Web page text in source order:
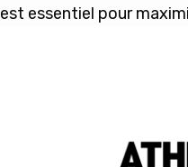
est essentiel pour